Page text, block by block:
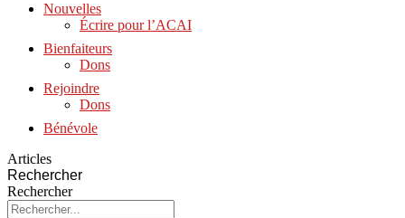
Nouvelles
Écrire pour l’ACAI
Bienfaiteurs
Dons
Rejoindre
Dons
Bénévole
Articles
Rechercher
Rechercher